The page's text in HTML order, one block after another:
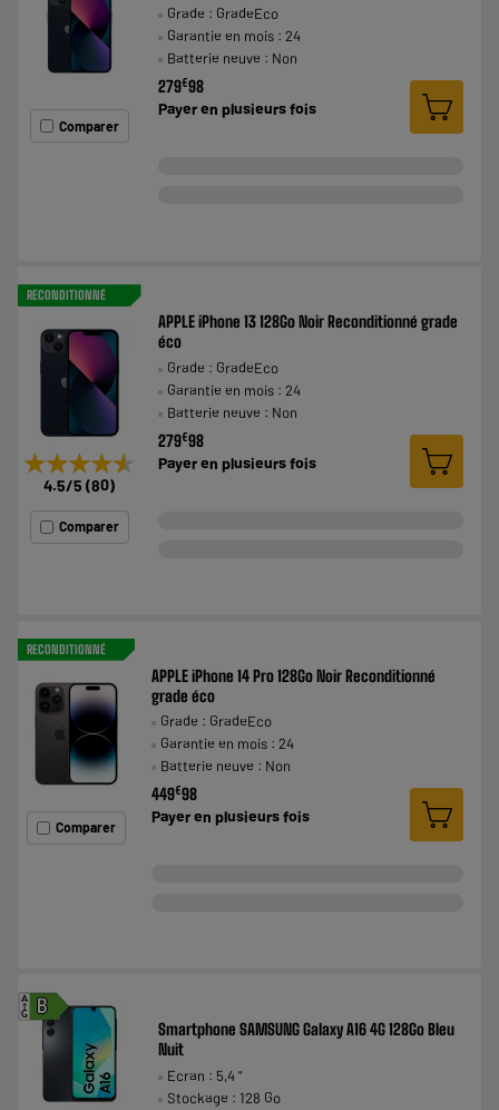
Comparer
Grade : GradeEco
Garantie en mois : 24
Batterie neuve : Non
279€98
Payer en plusieurs fois
RECONDITIONNÉ
★★★★★
★★★★★
4.5/5 (80)
Comparer
APPLE iPhone 13 128Go Noir Reconditionné grade
éco
Grade : GradeEco
Garantie en mois : 24
Batterie neuve : Non
279€98
Payer en plusieurs fois
RECONDITIONNÉ
Comparer
APPLE iPhone 14 Pro 128Go Noir Reconditionné
grade éco
Grade : GradeEco
Garantie en mois : 24
Batterie neuve : Non
449€98
Payer en plusieurs fois
B
A
G
Smartphone SAMSUNG Galaxy A16 4G 128Go Bleu
Nuit
Ecran : 5,4 "
Stockage : 128 Go